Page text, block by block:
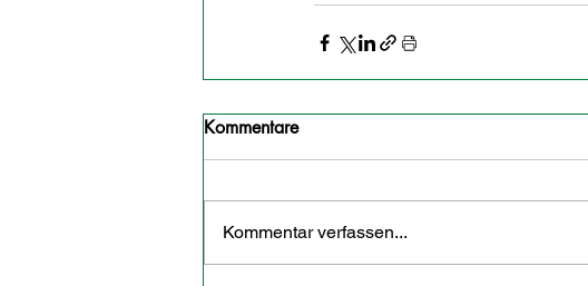
Kommentare
Kommentar verfassen...